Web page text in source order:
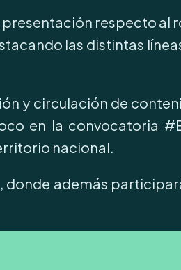
presentación respecto al
las distintas
y circulación de
en la convocatoria
nacional.
donde además